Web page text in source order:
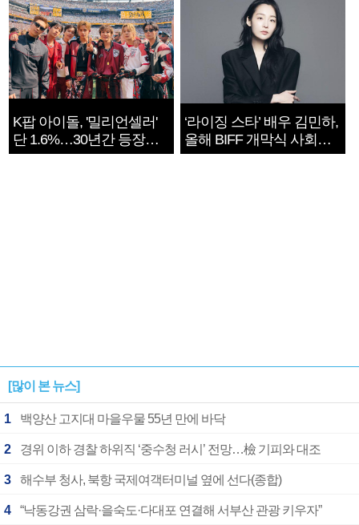
K팝 아이돌, '밀리언셀러'
단 1.6%…30년간 등장
1182개팀 전수조사
‘라이징 스타’ 배우 김민하,
올해 BIFF 개막식 사회자
확정
[많이 본 뉴스]
1 백양산 고지대 마을우물 55년 만에 바닥
2 경위 이하 경찰 하위직 ‘중수청 러시’ 전망…檢 기피와 대조
3 해수부 청사, 북항 국제여객터미널 옆에 선다(종합)
4 “낙동강권 삼락·을숙도·다대포 연결해 서부산 관광 키우자”